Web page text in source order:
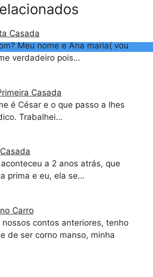
Casada
Meu nome e Ana maria( vou
verdadeiro pois…
Casada
é César e o que passo a lhes
Trabalhei…
a 2 anos atrás, que
prima e eu, ela se…
Carro
nossos contos anteriores, tenho
de ser corno manso, minha